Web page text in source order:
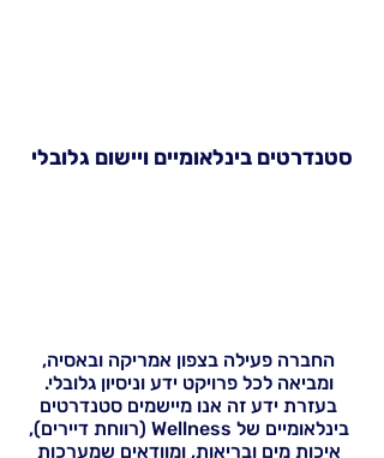
סטנדרטים בינלאומיים ויישום גלובלי
החברה פעילה בצפון אמריקה ובאסיה,
ומביאה לכל פרויקט ידע וניסיון גלובלי.
בעזרת ידע זה אנו מיישמים סטנדרטים
בינלאומיים של Wellness (רווחת דיירים),
איכות מים ובריאות, ומוודאים שמערכות